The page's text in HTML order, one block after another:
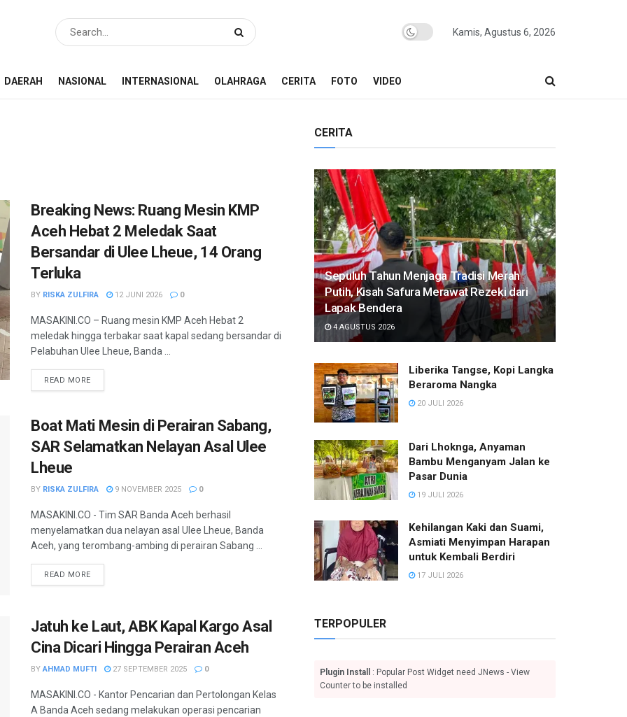
Kamis, Agustus 6, 2026
DAERAH NASIONAL INTERNASIONAL OLAHRAGA CERITA FOTO VIDEO
Breaking News: Ruang Mesin KMP
Aceh Hebat 2 Meledak Saat
Bersandar di Ulee Lheue, 14 Orang
Terluka
BY RISKA ZULFIRA 12 JUNI 2026 0
MASAKINI.CO – Ruang mesin KMP Aceh Hebat 2
meledak hingga terbakar saat kapal sedang bersandar di
Pelabuhan Ulee Lheue, Banda ...
READ MORE
Boat Mati Mesin di Perairan Sabang,
SAR Selamatkan Nelayan Asal Ulee
Lheue
BY RISKA ZULFIRA 9 NOVEMBER 2025 0
MASAKINI.CO - Tim SAR Banda Aceh berhasil
menyelamatkan dua nelayan asal Ulee Lheue, Banda
Aceh, yang terombang-ambing di perairan Sabang ...
READ MORE
Jatuh ke Laut, ABK Kapal Kargo Asal
Cina Dicari Hingga Perairan Aceh
BY AHMAD MUFTI 27 SEPTEMBER 2025 0
MASAKINI.CO - Kantor Pencarian dan Pertolongan Kelas
A Banda Aceh sedang melakukan operasi pencarian
CERITA
Sepuluh Tahun Menjaga Tradisi Merah
Putih, Kisah Safura Merawat Rezeki dari
Lapak Bendera
4 AGUSTUS 2026
Liberika Tangse, Kopi Langka
Beraroma Nangka
20 JULI 2026
Dari Lhoknga, Anyaman
Bambu Menganyam Jalan ke
Pasar Dunia
19 JULI 2026
Kehilangan Kaki dan Suami,
Asmiati Menyimpan Harapan
untuk Kembali Berdiri
17 JULI 2026
TERPOPULER
Plugin Install
: Popular Post Widget need JNews - View
Counter to be installed